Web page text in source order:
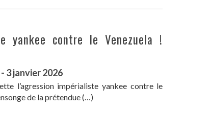
yankee contre le Venezuela !
3 janvier 2026
l’agression impérialiste yankee contre le
de la prétendue (…)